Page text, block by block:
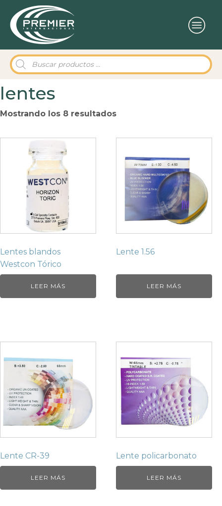
Búsqueda
de
lentes
Mostrando los 8 resultados
Lentes blandos
Westcon Tórico
LEER MÁS
Lente 1.56
LEER MÁS
Lente CR-39
LEER MÁS
Lente policarbonato
LEER MÁS